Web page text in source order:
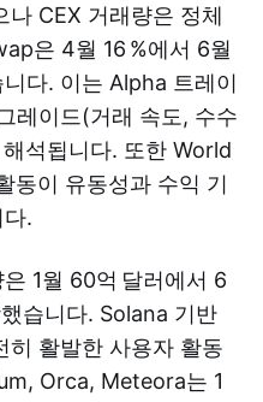
나 CEX 거래량은 정체
은 4월 16 %에서 6월
다. 이는 Alpha 트레이
레이드(거래 속도, 수수
석됩니다. 또한 World
동이 유동성과 수익 기
.
1월 60억 달러에서 6
습니다. Solana 기반
히 활발한 사용자 활동
Orca, Meteora는 1